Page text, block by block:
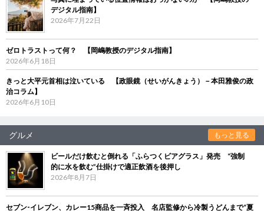
デジタル指南】
2026年7月22日
ゼロトラストって何？ 【岡嶋教授のデジタル指南】
2026年6月18日
きっと大平元首相は泣いている 【政眼鏡（せいがんきょう）－本田雅俊の政
治コラム】
2026年6月10日
グルメ もっと見る
ビールだけ飲むと倒れる「ふらつくビアグラス」発売 “強制
的に水を飲む”仕掛けで適正飲酒を後押し
2026年8月7日
セブン‐イレブン、カレー15商品を一斉投入 名店監修から冷製うどんまで“夏